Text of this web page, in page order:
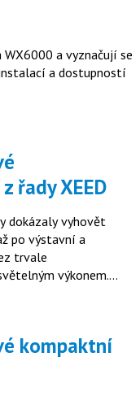
a vyznačují se
a dostupností
řady XEED
dokázaly vyhovět
po výstavní a
trvale
výkonem.